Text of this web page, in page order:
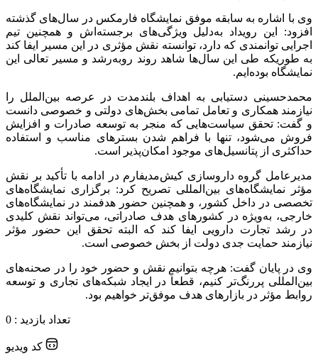
وی با اشاره به سابقه موفق نمایشگاه فارمکس در سال‌های گذشته
افزود: این رویداد به‌دلیل ویژگی‌های برجسته‌اش و همچنین تیم
اجرایی توانمندی که دارد، توانسته نقش مؤثری در این مسیر ایفا کند
به طوریکه طی این سال‌ها شاهد روند رو‌به‌رشد و مسیر تعالی این
نمایشگاه بوده‌ایم.
محمدحسینی دستیابی به اهداف بلندمدت در عرصه بین‌الملل را
نیازمند همکاری و تعامل تمامی بخش‌های دولتی و خصوصی دانست
و گفت: تحقق سیاست‌هایی که منجر به توسعه صادرات و افزایش
فروش می‌شود، تنها با فراهم شدن بسترهای مناسب و استفاده
حداکثری از پتانسیل‌های موجود امکان‌پذیر است.
مدیرعامل گروه داروسازی کیش‌مدیفارم در ادامه با تأکید بر نقش
مؤثر نمایشگاه‌های بین‌المللی تصریح کرد: برگزاری نمایشگاه‌های
تخصصی در داخل کشور، و همچنین حضور هدفمند در نمایشگاه‌های
خارجی، به‌ویژه در کشورهای هدف صادراتی، می‌تواند نقش کلیدی
در رشد تجارت دارویی ایفا کند که البته تحقق این حضور مؤثر
نیازمند حمایت جدی دولت از بخش خصوصی است.
وی در پایان گفت: هرچه بتوانیم نقش و حضور خود را در صحنه‌های
بین‌المللی پررنگ‌تر کنیم، قطعاً در ایجاد شبکه‌های تجاری و توسعه
روابط مؤثر در بازارهای هدف موفق‌تر خواهیم بود.
تعداد بازدید : 0